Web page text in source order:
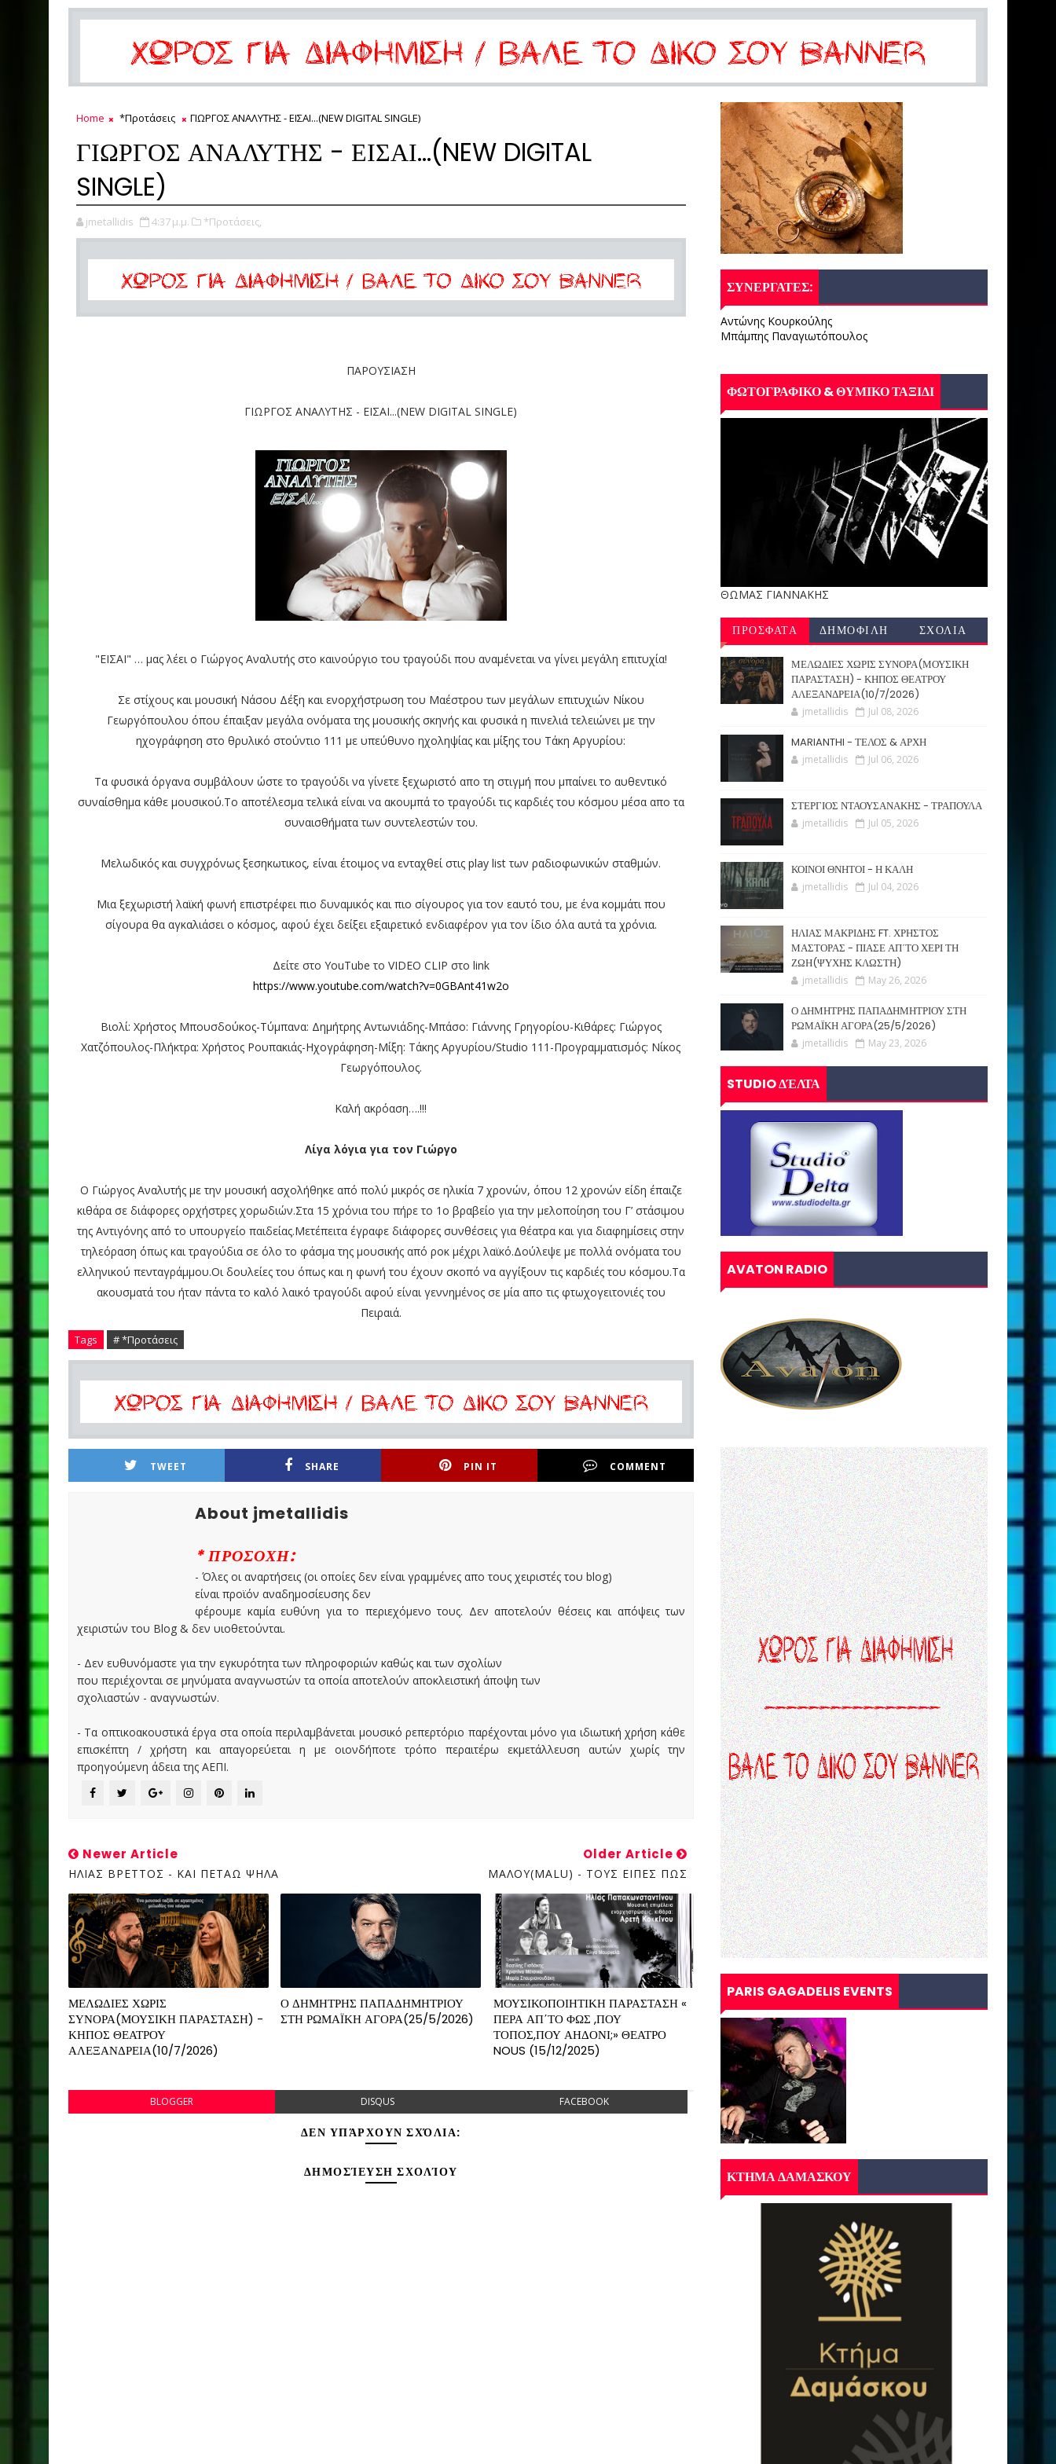
Home *Προτάσεις ΓΙΩΡΓΟΣ ΑΝΑΛΥΤΗΣ - ΕΙΣΑΙ...(NEW DIGITAL SINGLE)
ΓΙΩΡΓΟΣ ΑΝΑΛΥΤΗΣ - ΕΙΣΑΙ...(NEW DIGITAL
SINGLE)
jmetallidis 4:37 μ.μ. *Προτάσεις,
ΠΑΡΟΥΣΙΑΣΗ
ΓΙΩΡΓΟΣ ΑΝΑΛΥΤΗΣ - ΕΙΣΑΙ...(NEW DIGITAL SINGLE)
"ΕΙΣΑΙ" … μας λέει ο Γιώργος Αναλυτής στο καινούργιο του τραγούδι που αναμένεται να γίνει μεγάλη επιτυχία!
Σε στίχους και μουσική Νάσου Δέξη και ενορχήστρωση του Μαέστρου των μεγάλων επιτυχιών Νίκου
Γεωργόπουλου όπου έπαιξαν μεγάλα ονόματα της μουσικής σκηνής και φυσικά η πινελιά τελειώνει με την
ηχογράφηση στο θρυλικό στούντιο 111 με υπεύθυνο ηχοληψίας και μίξης του Τάκη Αργυρίου:
Τα φυσικά όργανα συμβάλουν ώστε το τραγούδι να γίνετε ξεχωριστό απο τη στιγμή που μπαίνει το αυθεντικό
συναίσθημα κάθε μουσικού.Το αποτέλεσμα τελικά είναι να ακουμπά το τραγούδι τις καρδιές του κόσμου μέσα απο τα
συναισθήματα των συντελεστών του.
Μελωδικός και συγχρόνως ξεσηκωτικος, είναι έτοιμος να ενταχθεί στις play list των ραδιοφωνικών σταθμών.
Μια ξεχωριστή λαϊκή φωνή επιστρέφει πιο δυναμικός και πιο σίγουρος για τον εαυτό του, με ένα κομμάτι που
σίγουρα θα αγκαλιάσει ο κόσμος, αφού έχει δείξει εξαιρετικό ενδιαφέρον για τον ίδιο όλα αυτά τα χρόνια.
Δείτε στο ΥouΤube το VIDEO CLIP στο link
https://www.youtube.com/watch?v=0GBAnt41w2o
Βιολί: Χρήστος Μπουσδούκος-Tύμπανα: Δημήτρης Αντωνιάδης-Μπάσο: Γιάννης Γρηγορίου-Κιθάρες: Γιώργος
Χατζόπουλος-Πλήκτρα: Χρήστος Ρουπακιάς-Ηχογράφηση-Μίξη: Tάκης Αργυρίου/Studio 111-Προγραμματισμός: Nίκος
Γεωργόπουλος.
Καλή ακρόαση….!!!
Λίγα λόγια για τον Γιώργο
Ο Γιώργος Αναλυτής με την μουσική ασχολήθηκε από πολύ μικρός σε ηλικία 7 χρονών, όπου 12 χρονών είδη έπαιζε
κιθάρα σε διάφορες ορχήστρες χορωδιών.Στα 15 χρόνια του πήρε το 1ο βραβείο για την μελοποίηση του Γ’ στάσιμου
της Αντιγόνης από το υπουργείο παιδείας.Μετέπειτα έγραφε διάφορες συνθέσεις για θέατρα και για διαφημίσεις στην
τηλεόραση όπως και τραγούδια σε όλο το φάσμα της μουσικής από ροκ μέχρι λαϊκό.Δούλεψε με πολλά ονόματα του
ελληνικού πενταγράμμου.Οι δουλείες του όπως και η φωνή του έχουν σκοπό να αγγίξουν τις καρδιές του κόσμου.Τα
ακουσματά του ήταν πάντα το καλό λαικό τραγούδι αφού είναι γεννημένος σε μία απο τις φτωχογειτονιές του
Πειραιά.
Tags # *Προτάσεις
TWEET SHARE PIN IT COMMENT
About jmetallidis
* ΠΡΟΣΟΧΗ:
- Όλες οι αναρτήσεις (οι οποίες δεν είναι γραμμένες απο τους χειριστές του blog)
είναι προϊόν αναδημοσίευσης δεν
φέρουμε καμία ευθύνη για το περιεχόμενο τους. Δεν αποτελούν θέσεις και απόψεις των
χειριστών του Blog & δεν υιοθετούνται.
- Δεν ευθυνόμαστε για την εγκυρότητα των πληροφοριών καθώς και των σχολίων
που περιέχονται σε μηνύματα αναγνωστών τα οποία αποτελούν αποκλειστική άποψη των
σχολιαστών - αναγνωστών.
- Τα οπτικοακουστικά έργα στα οποία περιλαμβάνεται μουσικό ρεπερτόριο παρέχονται μόνο για ιδιωτική χρήση κάθε
επισκέπτη / χρήστη και απαγορεύεται η με οιονδήποτε τρόπο περαιτέρω εκμετάλλευση αυτών χωρίς την
προηγούμενη άδεια της ΑΕΠΙ.
Newer Article
ΗΛΙΑΣ ΒΡΕΤΤΟΣ - ΚΑΙ ΠΕΤΑΩ ΨΗΛΑ
Older Article
ΜΑΛΟΥ(MALU) - ΤΟΥΣ ΕΙΠΕΣ ΠΩΣ
ΜΕΛΩΔΙΕΣ ΧΩΡΙΣ
ΣΥΝΟΡΑ(ΜΟΥΣΙΚΗ ΠΑΡΑΣΤΑΣΗ) -
ΚΗΠΟΣ ΘΕΑΤΡΟΥ
ΑΛΕΞΑΝΔΡΕΙΑ(10/7/2026)
Ο ΔΗΜΗΤΡΗΣ ΠΑΠΑΔΗΜΗΤΡΙΟΥ
ΣΤΗ ΡΩΜΑΪΚΗ ΑΓΟΡΑ(25/5/2026)
ΜΟΥΣΙΚΟΠΟΙΗΤΙΚΗ ΠΑΡΑΣΤΑΣΗ «
ΠΕΡΑ ΑΠ΄ΤΟ ΦΩΣ ,ΠΟΥ
ΤΟΠΟΣ,ΠΟΥ ΑΗΔΟΝΙ;» ΘΕΑΤΡΟ
NOUS (15/12/2025)
BLOGGER DISQUS FACEBOOK
ΔΕΝ ΥΠΆΡΧΟΥΝ ΣΧΌΛΙΑ:
ΔΗΜΟΣΊΕΥΣΗ ΣΧΟΛΊΟΥ
ΣΥΝΕΡΓΑΤΕΣ:
Αντώνης Κουρκούλης
Μπάμπης Παναγιωτόπουλος
ΦΩΤΟΓΡΑΦΙΚΟ & ΘΥΜΙΚΟ ΤΑΞΙΔΙ
ΘΩΜΑΣ ΓΙΑΝΝΑΚΗΣ
ΠΡΟΣΦΑΤΑ ΔΗΜΟΦΙΛΗ ΣΧΟΛΙΑ
ΜΕΛΩΔΙΕΣ ΧΩΡΙΣ ΣΥΝΟΡΑ(ΜΟΥΣΙΚΗ
ΠΑΡΑΣΤΑΣΗ) - ΚΗΠΟΣ ΘΕΑΤΡΟΥ
ΑΛΕΞΑΝΔΡΕΙΑ(10/7/2026)
jmetallidis Jul 08, 2026
MARIANTHI - ΤΕΛΟΣ & ΑΡΧΗ
jmetallidis Jul 06, 2026
ΣΤΕΡΓΙΟΣ ΝΤΑΟΥΣΑΝΑΚΗΣ - ΤΡΑΠΟΥΛΑ
jmetallidis Jul 05, 2026
ΚΟΙΝΟΙ ΘΝΗΤΟΙ - Η ΚΑΛΗ
jmetallidis Jul 04, 2026
ΗΛΙΑΣ ΜΑΚΡΙΔΗΣ FT. ΧΡΗΣΤΟΣ
ΜΑΣΤΟΡΑΣ - ΠΙΑΣΕ ΑΠ΄ΤΟ ΧΕΡΙ ΤΗ
ΖΩΗ(ΨΥΧΗΣ ΚΛΩΣΤΗ)
jmetallidis May 26, 2026
Ο ΔΗΜΗΤΡΗΣ ΠΑΠΑΔΗΜΗΤΡΙΟΥ ΣΤΗ
ΡΩΜΑΪΚΗ ΑΓΟΡΑ(25/5/2026)
jmetallidis May 23, 2026
STUDIO ΔΈΛΤΑ
AVATON RADIO
PARIS GAGADELIS EVENTS
ΚΤΗΜΑ ΔΑΜΑΣΚΟΥ